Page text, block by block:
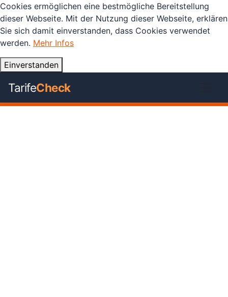
Cookies ermöglichen eine bestmögliche Bereitstellung
dieser Webseite. Mit der Nutzung dieser Webseite, erklären
Sie sich damit einverstanden, dass Cookies verwendet
werden. Mehr Infos
Einverstanden
TarifeCheck